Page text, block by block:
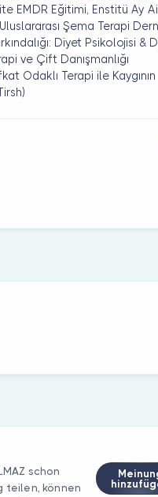
EMDR Eğitimi, Enstitü Ay
Şema Terapi
Diyet Psikolojisi &
ve Çift Danışmanlığı
Odaklı Terapi ile Kaygının
schon
teilen, können